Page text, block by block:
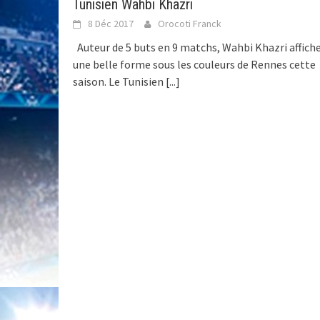
Tunisien Wahbi Khazri
8 Déc 2017 Orocoti Franck
Auteur de 5 buts en 9 matchs, Wahbi Khazri
une belle forme sous les couleurs de Rennes cette
saison. Le Tunisien [...]